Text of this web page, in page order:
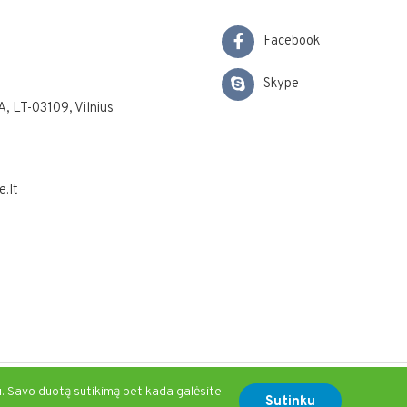
LT-03109, Vilnius
Facebook
Skype
Sprendimas:Menoti.lt
Savo duotą sutikimą bet kada galėsite
Sutinku